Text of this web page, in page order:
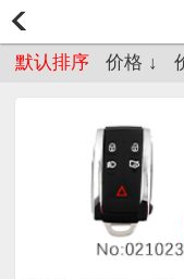
默认排序 价格 ↓